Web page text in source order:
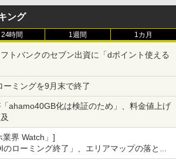
ング
24時間 1週間 1カ月
トバンクのセブン出資に「dポイント使える
ーミングを9月末で終了
ahamo40GB化は検証のため」、料金値上げ
業界 Watch」]
のローミング終了」、エリアマップの落とし
課題